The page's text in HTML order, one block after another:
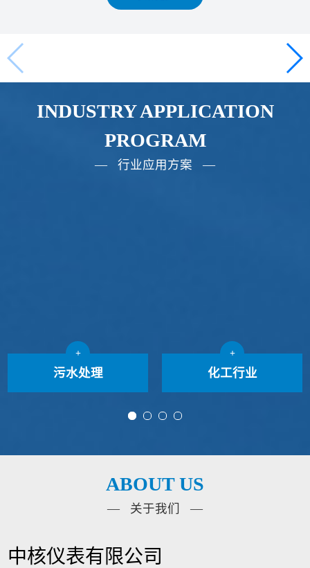
INDUSTRY APPLICATION
PROGRAM
— 行业应用方案 —
污水处理
+
化工行业
+
ABOUT US
— 关于我们 —
中核仪表有限公司